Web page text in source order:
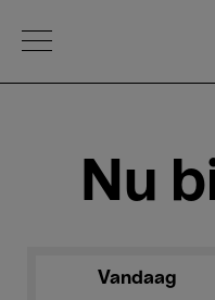
Open Menu
Nu
Vandaag